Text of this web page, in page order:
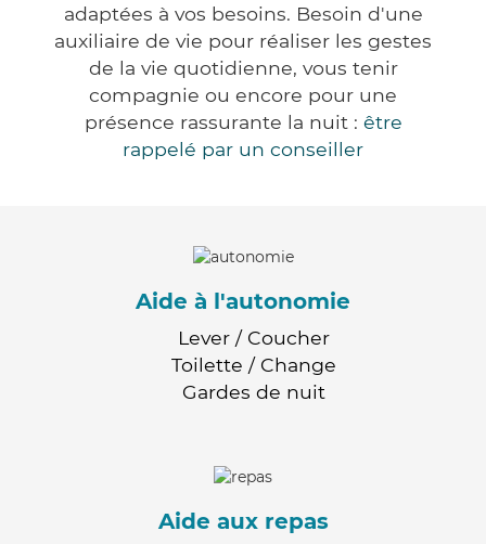
adaptées à vos besoins. Besoin d'une
auxiliaire de vie pour réaliser les gestes
de la vie quotidienne, vous tenir
compagnie ou encore pour une
présence rassurante la nuit : être
rappelé par un conseiller
Aide à l'autonomie
Lever / Coucher
Toilette / Change
Gardes de nuit
Aide aux repas